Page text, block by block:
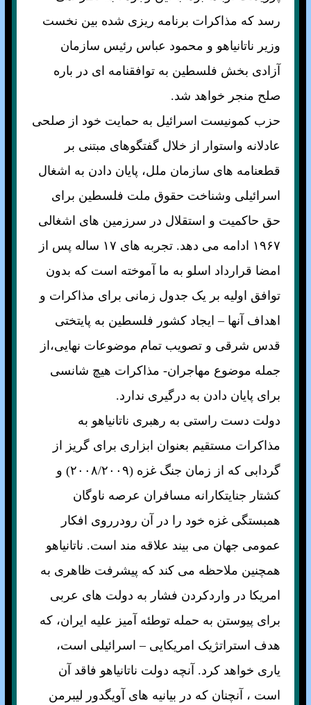
رسد که مذاکرات برنامه ريزی شده بين نخست
وزير ناتانياهو و محمود عباس رئيس سازمان
آزادی بخش فلسطين به توافقنامه ای در باره
صلح منجر خواهد شد.
حزب کمونيست اسرائيل به حمايت خود از صلحی
عادلانه واستوار از خلال گفتگوهای مبتنی بر
قطعنامه های سازمان ملل، پايان دادن به اشغال
اسرائيلی وشناخت حقوق ملت فلسطين برای
حق حاکميت و استقلال در سرزمين های اشغالی
۱۹۶۷ ادامه می دهد. تجربه های ۱۷ ساله پس از
امضا قرارداد اسلو به ما آموخته است که بدون
توافق اوليه بر يک جدول زمانی برای مذاکرات و
اهداف آنها – ايجاد کشور فلسطين به پايتختی
قدس شرقی و تصويب تمام موضوعات نهايی،از
جمله موضوع مهاجران- مذاکرات هيچ شانسی
برای پايان دادن به درگيری ندارد.
دولت دست راستی به رهبری ناتانياهو به
مذاکرات مستقيم بعنوان ابزاری برای گريز از
گردابی که از زمان جنگ غزه (۲۰۰٨/۲۰۰۹) و
کشتار جنايتکارانه مسافران عرصه ناوگان
همبستگی غزه خود را در آن رودرروی افکار
عمومی جهان می بيند علاقه مند است. ناتانياهو
همچنين ملاحظه می کند که پيشرفت ظاهری به
امريکا در واردکردن فشار به دولت های عربی
برای پيوستن به حمله توطئه آميز عليه ايران، که
هدف استراتژيک امريکايی – اسرائيلی است،
ياری خواهد کرد. آنچه دولت ناتانياهو فاقد آن
است ، آنچنان که در بيانيه های آويگدور ليبرمن